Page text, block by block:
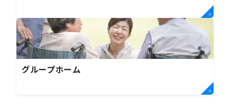
グループホーム